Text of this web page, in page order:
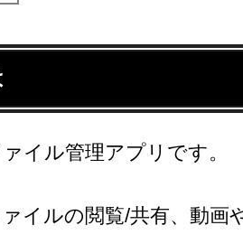
イル管理アプリです。
イルの閲覧/共有、動画